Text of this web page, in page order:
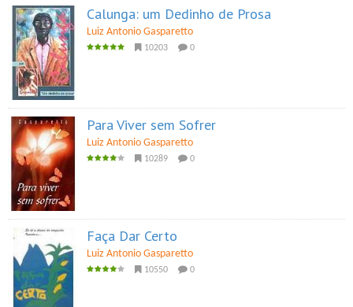
Calunga: um Dedinho de Prosa
Luiz Antonio Gasparetto
10203 0
Para Viver sem Sofrer
Luiz Antonio Gasparetto
10289 0
Faça Dar Certo
Luiz Antonio Gasparetto
10550 0